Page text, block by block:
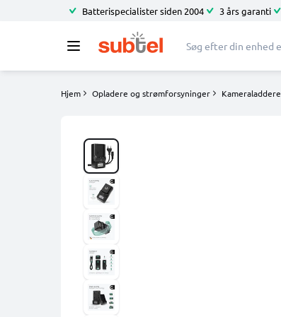
Batterispecialister siden 2004 3 års garanti
Hjem Opladere og strømforsyninger Kameraladdere